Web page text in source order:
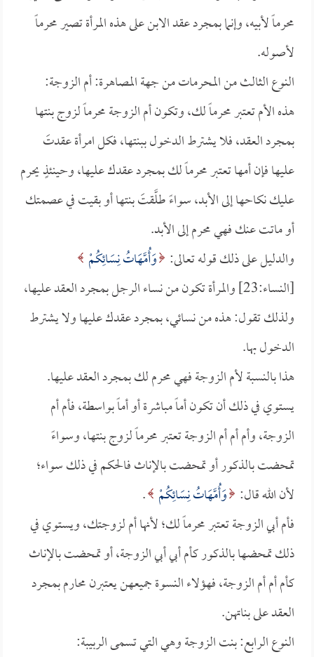
محرماً لأبيه، وإنما بمجرد عقد الابن على هذه المرأة تصير محرماً
لأصوله.
النوع الثالث من المحرمات من جهة المصاهرة: أم الزوجة:
هذه الأم تعتبر محرماً لك، وتكون أم الزوجة محرماً لزوج بنتها
بمجرد العقد، فلا يشترط الدخول ببنتها، فكل امرأة عقدتَ
عليها فإن أمها تعتبر محرماً لك بمجرد عقدك عليها، وحينئذٍ يحرم
عليك نكاحها إلى الأبد، سواءً طلَّقتَ بنتها أو بقيت في عصمتك
أو ماتت عنك فهي محرم إلى الأبد.
والدليل على ذلك قوله تعالى: وَأُمَّهَاتُ نِسَائِكُمْ
[النساء:23] والمرأة تكون من نساء الرجل بمجرد العقد عليها،
ولذلك تقول: هذه من نسائي، بمجرد عقدك عليها ولا يشترط
الدخول بها.
هذا بالنسبة لأم الزوجة فهي محرم لك بمجرد العقد عليها.
يستوي في ذلك أن تكون أماً مباشرة أو أماً بواسطة، فأم أم
الزوجة، وأم أم أم الزوجة تعتبر محرماً لزوج بنتها، وسواءً
تمحضت بالذكور أو تمحضت بالإناث فالحكم في ذلك سواء؛
لأن الله قال: وَأُمَّهَاتُ نِسَائِكُمْ .
فأم أبي الزوجة تعتبر محرماً لك؛ لأنها أم لزوجتك، ويستوي في
ذلك تمحضها بالذكور كأم أبي أبي الزوجة، أو تمحضت بالإناث
كأم أم أم الزوجة، فهؤلاء النسوة جميعهن يعتبرن محارم بمجرد
العقد على بناتهن.
النوع الرابع: بنت الزوجة وهي التي تسمى الربيبة: